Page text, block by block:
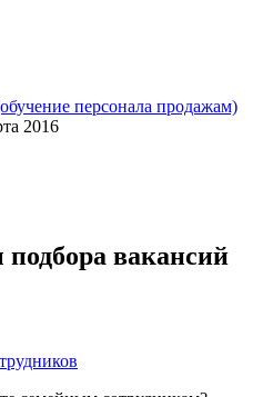
персонала продажам)
2016
вакансий